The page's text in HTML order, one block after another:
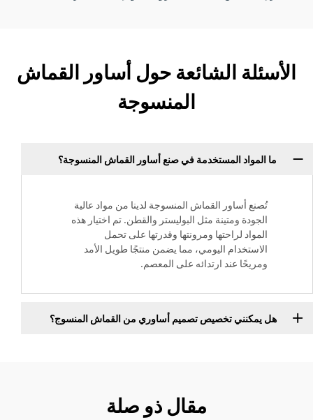
الأسئلة الشائعة حول أساور القماش
المنسوجة
ما المواد المستخدمة في صنع أساور القماش المنسوجة؟
تُصنع أساور القماش المنسوجة لدينا من مواد عالية
الجودة ومتينة مثل البوليستر والقطن. تم اختيار هذه
المواد لراحتها ومرونتها وقدرتها على تحمل
الاستخدام اليومي، مما يضمن منتجًا طويل الأمد
ومريحًا عند ارتدائه على المعصم.
هل يمكنني تخصيص تصميم أساوري من القماش المنسوج؟
مقال ذو صلة